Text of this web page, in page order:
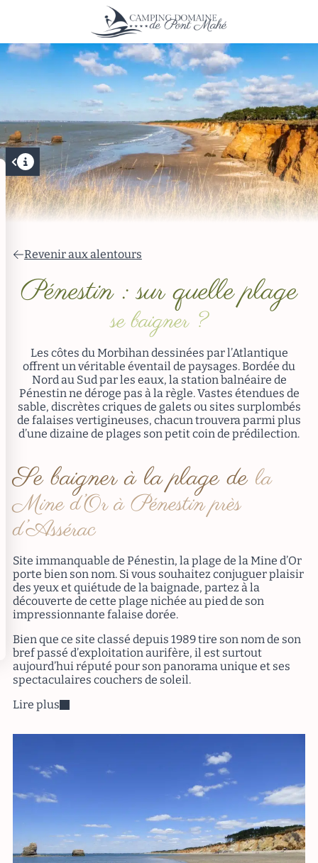
Revenir aux alentours
Pénestin : sur quelle plage
se baigner ?
Les côtes du Morbihan dessinées par l’Atlantique
offrent un véritable éventail de paysages. Bordée du
Nord au Sud par les eaux, la station balnéaire de
Pénestin ne déroge pas à la règle. Vastes étendues de
sable, discrètes criques de galets ou sites surplombés
de falaises vertigineuses, chacun trouvera parmi plus
d’une dizaine de plages son petit coin de prédilection.
Se baigner à la plage de la
Mine d’Or à Pénestin près
d’Assérac
Site immanquable de Pénestin, la plage de la Mine d’Or
porte bien son nom. Si vous souhaitez conjuguer plaisir
des yeux et quiétude de la baignade, partez à la
découverte de cette plage nichée au pied de son
impressionnante falaise dorée.
Bien que ce site classé depuis 1989 tire son nom de son
bref passé d’exploitation aurifère, il est surtout
aujourd’hui réputé pour son panorama unique et ses
spectaculaires couchers de soleil.
Lire plus